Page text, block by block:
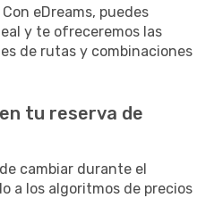
eDreams, puedes
y te ofreceremos las
de rutas y combinaciones
tu reserva de
cambiar durante el
a los algoritmos de precios